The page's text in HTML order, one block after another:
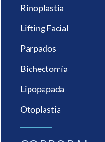
Rinoplastia
Lifting Facial
Parpados
Bichectomía
Lipopapada
Otoplastia